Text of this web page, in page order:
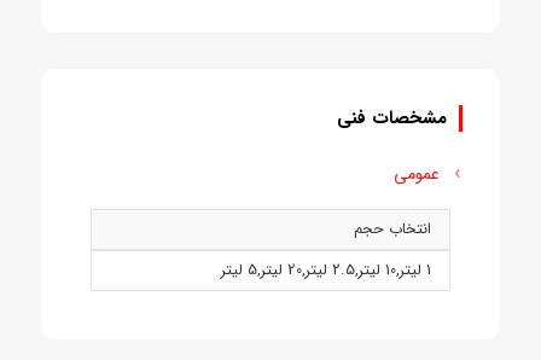
مشخصات فنی
عمومی
انتخاب حجم
1 ليتر
,10 ليتر ,2.5 ليتر ,20 ليتر ,5 ليتر